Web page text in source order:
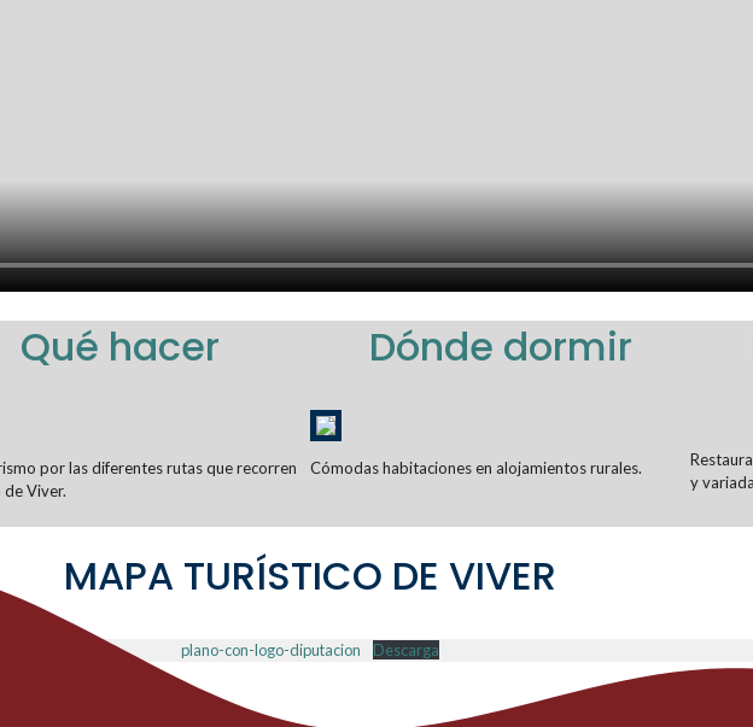
Qué hacer
por las diferentes rutas que recorren
Viver.
Dónde dormir
Cómodas habitaciones en alojamientos rurales.
y
MAPA TURÍSTICO DE VIVER
plano-con-logo-diputacion Descarga